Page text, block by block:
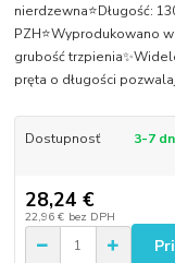
nierdzewna⭐Długość:
PZH⭐Wyprodukowano
grubość
pręta o długości
Dostupnosť 3-7
28,24 €
22,96 € bez DPH